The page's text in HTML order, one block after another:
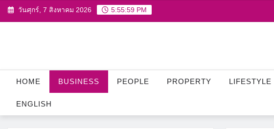
Skip วันศุกร์, 7 สิงหาคม 2026 5:56:00 PM
HOME BUSINESS PEOPLE PROPERTY LIFESTYLE
ENGLISH